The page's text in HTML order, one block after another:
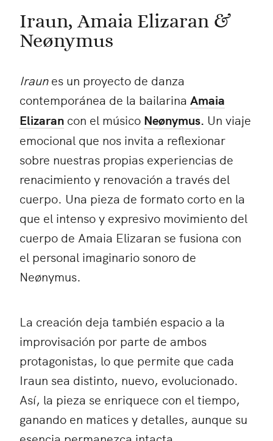
Iraun, Amaia Elizaran &
Neønymus
Iraunes un proyecto de danza
contemporánea de la bailarina Amaia
Elizaran con el músico Neønymus. Un viaje
emocional que nos invita a reflexionar
sobre nuestras propias experiencias de
renacimiento y renovación a través del
cuerpo. Una pieza de formato corto en la
que el intenso y expresivo movimiento del
cuerpo de Amaia Elizaran se fusiona con
el personal imaginario sonoro de
Neønymus.
La creación deja también espacio a la
improvisación por parte de ambos
protagonistas, lo que permite que cada
Iraun sea distinto, nuevo, evolucionado.
Así, la pieza se enriquece con el tiempo,
ganando en matices y detalles, aunque su